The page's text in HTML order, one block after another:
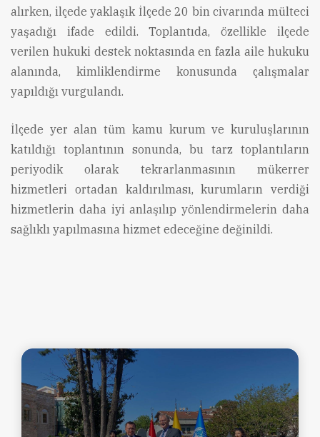
alırken, ilçede yaklaşık İlçede 20 bin civarında mülteci
yaşadığı ifade edildi. Toplantıda, özellikle ilçede
verilen hukuki destek noktasında en fazla aile hukuku
alanında, kimliklendirme konusunda çalışmalar
yapıldığı vurgulandı.
İlçede yer alan tüm kamu kurum ve kuruluşlarının
katıldığı toplantının sonunda, bu tarz toplantıların
periyodik olarak tekrarlanmasının mükerrer
hizmetleri ortadan kaldırılması, kurumların verdiği
hizmetlerin daha iyi anlaşılıp yönlendirmelerin daha
sağlıklı yapılmasına hizmet edeceğine değinildi.